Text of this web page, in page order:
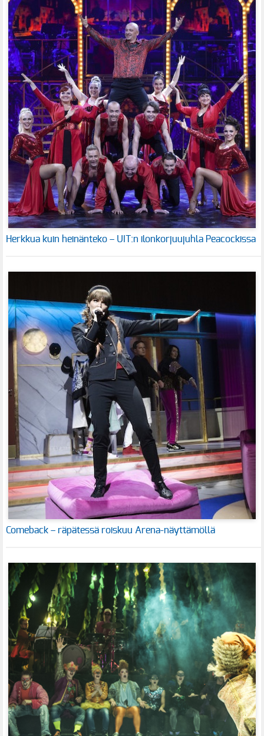
Herkkua kuin heinänteko – UIT:n ilonkorjuujuhla Peacockissa
Comeback – räpätessä roiskuu Arena-näyttämöllä